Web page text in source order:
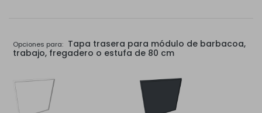
Opciones para: Tapa trasera para módulo de barbacoa,
trabajo, fregadero o estufa de 80 cm